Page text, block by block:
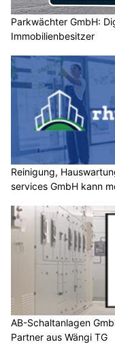
Parkwächter GmbH:
Immobilienbesitzer
Reinigung,
services GmbH kann
AB-Schaltanlagen
Partner aus Wängi TG